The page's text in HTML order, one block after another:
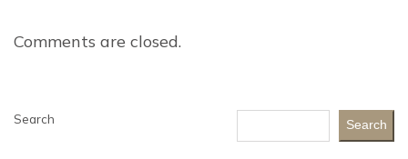
Comments are closed.
Search Search